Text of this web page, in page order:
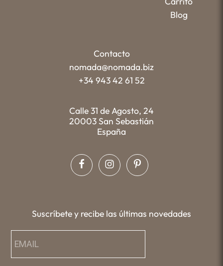
Blog
Contacto
nomada@nomada.biz
+34 943 42 61 52
Calle 31 de Agosto, 24
20003 San Sebastián
España
Suscríbete y recibe las últimas novedades